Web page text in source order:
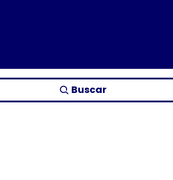
Buscar